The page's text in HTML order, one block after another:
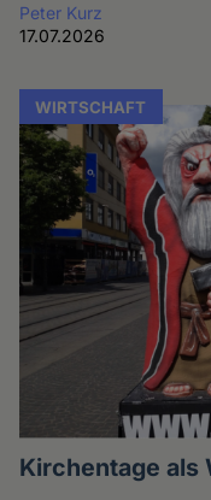
Peter Kurz
17.07.2026
WIRTSCHAFT
Kirchentage als